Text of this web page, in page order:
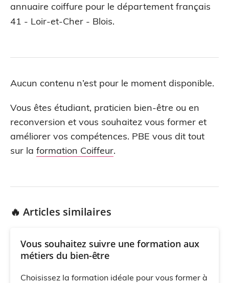
annuaire coiffure pour le département français
41 - Loir-et-Cher - Blois.
Aucun contenu n’est pour le moment disponible.
Vous êtes étudiant, praticien bien-être ou en
reconversion et vous souhaitez vous former et
améliorer vos compétences. PBE vous dit tout
sur la formation Coiffeur.
🔥 Articles similaires
Vous souhaitez suivre une formation aux
métiers du bien-être
Choisissez la formation idéale pour vous former à